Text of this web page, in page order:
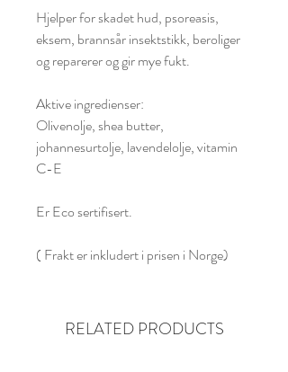
Hjelper for skadet hud, psoreasis,
eksem, brannsår insektstikk, beroliger
og reparerer og gir mye fukt.
Aktive ingredienser:
Olivenolje, shea butter,
johannesurtolje, lavendelolje, vitamin
C-E
Er Eco sertifisert.
( Frakt er inkludert i prisen i Norge)
RELATED PRODUCTS